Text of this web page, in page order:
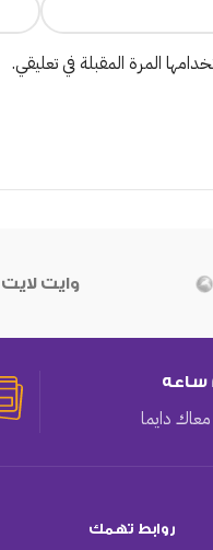
المرة المقبلة في تعليقي.
وايت لايت
دايما
روابط تهمك